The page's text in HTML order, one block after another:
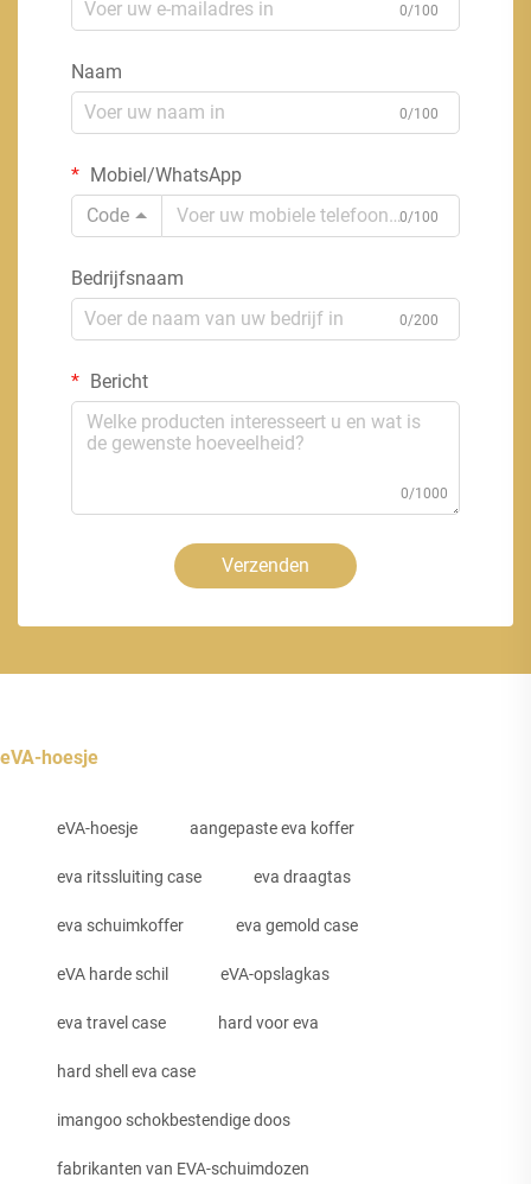
0/100
Naam
0/100
Mobiel/WhatsApp
Code
0/100
Bedrijfsnaam
0/200
Bericht
0/1000
Verzenden
eVA-hoesje
eVA-hoesje aangepaste eva koffer
eva ritssluiting case eva draagtas
eva schuimkoffer eva gemold case
eVA harde schil eVA-opslagkas
eva travel case hard voor eva
hard shell eva case
imangoo schokbestendige doos
fabrikanten van EVA-schuimdozen